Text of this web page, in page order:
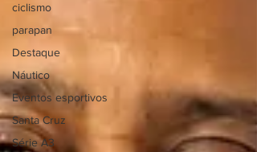
ciclismo
parapan
Destaque
Náutico
Eventos esportivos
Santa Cruz
Série A3